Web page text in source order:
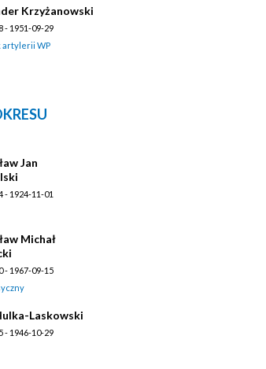
Krzyżanowski
- 1951-09-29
artylerii WP
Jan
- 1924-11-01
Michał
- 1967-09-15
Laskowski
- 1946-10-29